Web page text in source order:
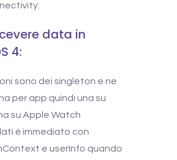
data in
4:
sono dei singleton e ne
per app quindi una su
su Apple Watch
è immediato con
e userInfo quando